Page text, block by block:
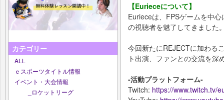
カテゴリー
ALL
ｅスポーツタイトル情報
イベント・大会情報
_ロケットリーグ
【Eurieceについて】
Eurieceは、FPSゲームを中
の視聴者を魅了してきました
今回新たにREJECTに加わる
ト出演、ファンとの交流を深
-活動プラットフォーム-
Twitch: https://www.twitch.tv/